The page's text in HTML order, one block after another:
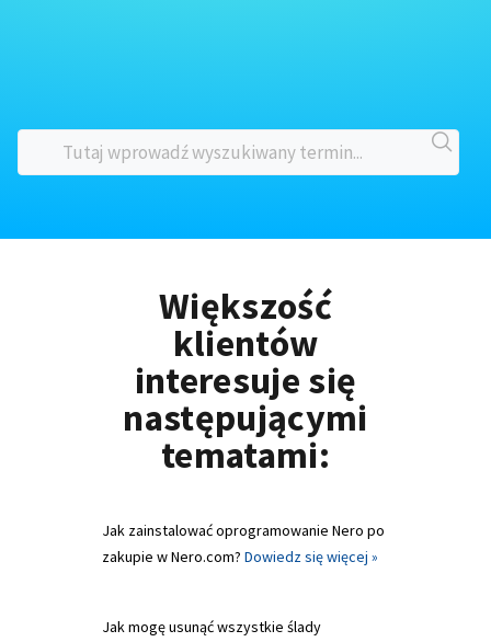
Większość
klientów
interesuje się
następującymi
tematami:
Jak zainstalować oprogramowanie Nero po
zakupie w Nero.com? Dowiedz się więcej »
Jak mogę usunąć wszystkie ślady